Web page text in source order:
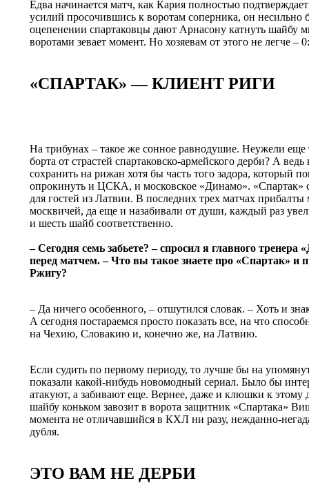
Едва начинается матч, как Кария полностью
усилий просочившись к воротам соперника, он несильно
оцепенении спартаковцы дают Арнасону катнуть шайбу
воротами зевает момент. Но хозяевам от этого не легче –
«СПАРТАК» — КЛИЕНТ РИГИ
На трибунах – такое же сонное равнодушие. Неужели еще
борта от страстей спартаковско-армейского дерби? А
сохранить на рижан хотя бы часть того задора, который
опрокинуть и ЦСКА, и московское «Динамо». «Спартак»
для гостей из Латвии. В последних трех матчах прибалты
москвичей, да еще и назабивали от души, каждый раз
и шесть шайб соответственно.
– Сегодня семь забьете? – спросил я главного
перед матчем. – Что вы такое знаете про «Спартак» и
Ржигу?
– Да ничего особенного, – отшутился словак. – Хоть и
А сегодня постараемся просто показать все, на что
на Чехию, Словакию и, конечно же, на Латвию.
Если судить по первому периоду, то лучше бы на
показали какой-нибудь новомодный сериал. Было бы
атакуют, а забивают еще. Вернее, даже и клюшки к
шайбу коньком завозит в ворота защитник «Спартака»
момента не отличавшийся в КХЛ ни разу, нежданно-
дубля.
ЭТО ВАМ НЕ ДЕРБИ